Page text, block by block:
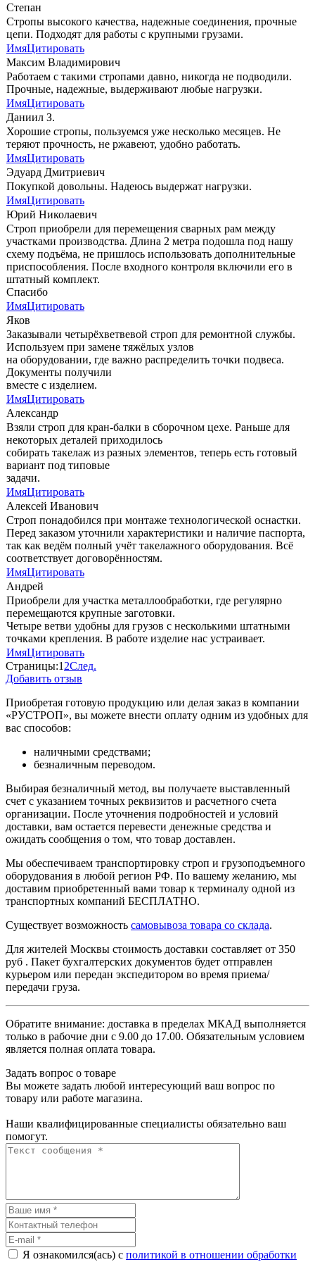
Степан
Стропы высокого качества, надежные соединения, прочные
цепи. Подходят для работы с крупными грузами.
ИмяЦитировать
Максим Владимирович
Работаем с такими стропами давно, никогда не подводили.
Прочные, надежные, выдерживают любые нагрузки.
ИмяЦитировать
Даниил З.
Хорошие стропы, пользуемся уже несколько месяцев. Не
теряют прочность, не ржавеют, удобно работать.
ИмяЦитировать
Эдуард Дмитриевич
Покупкой довольны. Надеюсь выдержат нагрузки.
ИмяЦитировать
Юрий Николаевич
Строп приобрели для перемещения сварных рам между
участками производства. Длина 2 метра подошла под нашу
схему подъёма, не пришлось использовать дополнительные
приспособления. После входного контроля включили его в
штатный комплект.
Спасибо
ИмяЦитировать
Яков
Заказывали четырёхветвевой строп для ремонтной службы.
Используем при замене тяжёлых узлов
на оборудовании, где важно распределить точки подвеса.
Документы получили
вместе с изделием.
ИмяЦитировать
Александр
Взяли строп для кран-балки в сборочном цехе. Раньше для
некоторых деталей приходилось
собирать такелаж из разных элементов, теперь есть готовый
вариант под типовые
задачи.
ИмяЦитировать
Алексей Иванович
Строп понадобился при монтаже технологической оснастки.
Перед заказом уточнили характеристики и наличие паспорта,
так как ведём полный учёт такелажного оборудования. Всё
соответствует договорённостям.
ИмяЦитировать
Андрей
Приобрели для участка металлообработки, где регулярно
перемещаются крупные заготовки.
Четыре ветви удобны для грузов с несколькими штатными
точками крепления. В работе изделие нас устраивает.
ИмяЦитировать
Страницы:1 2След.
Добавить отзыв
Приобретая готовую продукцию или делая заказ в компании
«РУСТРОП», вы можете внести оплату одним из удобных для
вас способов:
наличными средствами;
безналичным переводом.
Выбирая безналичный метод, вы получаете выставленный
счет с указанием точных реквизитов и расчетного счета
организации. После уточнения подробностей и условий
доставки, вам остается перевести денежные средства и
ожидать сообщения о том, что товар доставлен.
Мы обеспечиваем транспортировку строп и грузоподъемного
оборудования в любой регион РФ. По вашему желанию, мы
доставим приобретенный вами товар к терминалу одной из
транспортных компаний БЕСПЛАТНО.
Существует возможность самовывоза товара со склада.
Для жителей Москвы стоимость доставки составляет от 350
руб . Пакет бухгалтерских документов будет отправлен
курьером или передан экспедитором во время приема/
передачи груза.
Обратите внимание: доставка в пределах МКАД выполняется
только в рабочие дни с 9.00 до 17.00. Обязательным условием
является полная оплата товара.
Задать вопрос о товаре
Вы можете задать любой интересующий ваш вопрос по
товару или работе магазина.
Наши квалифицированные специалисты обязательно ваш
помогут.
Я ознакомился(ась) с политикой в отношении обработки